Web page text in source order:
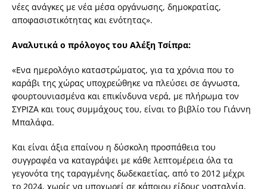
νέες ανάγκες με νέα μέσα οργάνωσης, δημοκρατίας,
αποφασιστικότητας και ενότητας».
Αναλυτικά ο πρόλογος του Αλέξη Τσίπρα:
«Eνα ημερολόγιο καταστρώματος, για τα χρόνια που το
καράβι της χώρας υποχρεώθηκε να πλεύσει σε άγνωστα,
φουρτουνιασμένα και επικίνδυνα νερά, με πλήρωμα τον
ΣΥΡΙΖΑ και τους συμμάχους του, είναι το βιβλίο του Γιάννη
Μπαλάφα.
Και είναι άξια επαίνου η δύσκολη προσπάθεια του
συγγραφέα να καταγράψει με κάθε λεπτομέρεια όλα τα
γεγονότα της ταραγμένης δωδεκαετίας, από το 2012 μέχρι
το 2024, χωρίς να υποχωρεί σε κάποιου είδους νοσταλγία,